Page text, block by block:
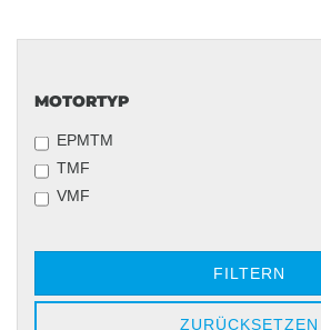
MOTORTYP
MOTORTYP
EPMTM
TMF
VMF
FILTERN
ZURÜCKSETZEN